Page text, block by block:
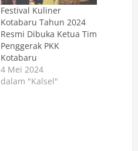
Festival Kuliner
Kotabaru Tahun 2024
Resmi Dibuka Ketua Tim
Penggerak PKK
Kotabaru
4 Mei 2024
dalam "Kalsel"